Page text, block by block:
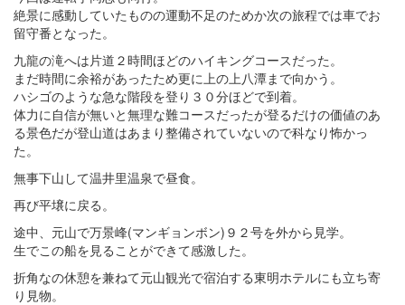
絶景に感動していたものの運動不足のためか次の旅程では車でお
留守番となった。
九龍の滝へは片道２時間ほどのハイキングコースだった。
まだ時間に余裕があったため更に上の上八潭まで向かう。
ハシゴのような急な階段を登り３０分ほどで到着。
体力に自信が無いと無理な難コースだったが登るだけの価値のあ
る景色だが登山道はあまり整備されていないので科なり怖かっ
た。
無事下山して温井里温泉で昼食。
再び平壌に戻る。
途中、元山で万景峰(マンギョンボン)９２号を外から見学。
生でこの船を見ることができて感激した。
折角なの休憩を兼ねて元山観光で宿泊する東明ホテルにも立ち寄
り見物。